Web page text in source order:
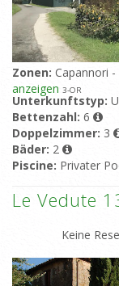
Zonen: Capannori
anzeigen 3-OR
Unterkunftstyp:
Bettenzahl: 6
Doppelzimmer: 3
Bäder: 2
Piscine: Privater
Le Vedute
Keine